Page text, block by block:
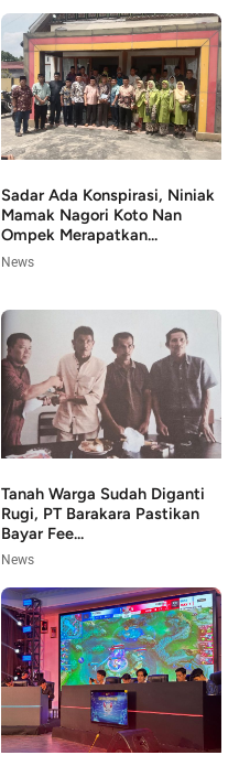
Sadar Ada Konspirasi, Niniak
Mamak Nagori Koto Nan
Ompek Merapatkan...
News
Tanah Warga Sudah Diganti
Rugi, PT Barakara Pastikan
Bayar Fee...
News